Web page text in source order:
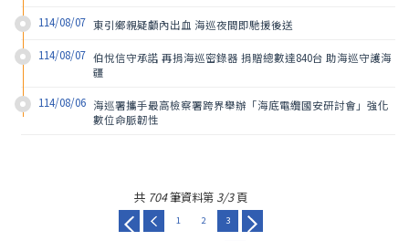
114/08/07 東引鄉親疑顱內出血 海巡夜間即馳援後送
114/08/07 伯悅信守承諾 再捐海巡密錄器 捐贈總數達840台 助海巡守護海
疆
114/08/06 海巡署攜手最高檢察署跨界舉辦「海底電纜國安研討會」強化
數位命脈韌性
共 704筆資料第 3/3頁
1 2 3